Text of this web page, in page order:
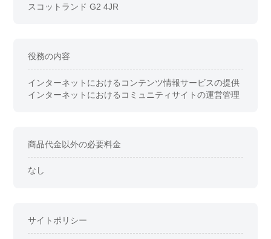
スコットランド G2 4JR
役務の内容
インターネットにおけるコンテンツ情報サービスの提供
インターネットにおけるコミュニティサイトの運営管理
商品代金以外の必要料金
なし
サイトポリシー